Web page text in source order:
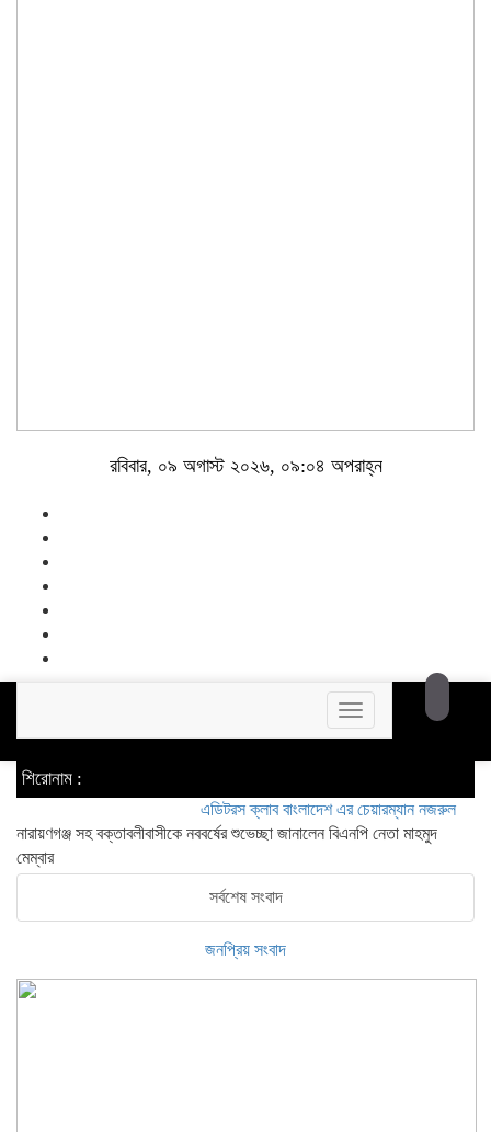
রবিবার, ০৯ অগাস্ট ২০২৬, ০৯:০৪ অপরাহ্ন
Toggle
navigation
শিরোনাম :
এডিটরস ক্লাব বাংলাদেশ এর চেয়ারম্যান নজরুল ইসলাম
নারায়ণগঞ্জ সহ বক্তাবলীবাসীকে নববর্ষের শুভেচ্ছা জানালেন বিএনপি নেতা মাহমুদ
মেম্বার
সর্বশেষ সংবাদ
জনপ্রিয় সংবাদ